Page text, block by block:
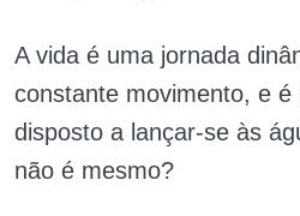
A vida é uma jornada
constante movimento, e é
disposto a lançar-se às
não é mesmo?